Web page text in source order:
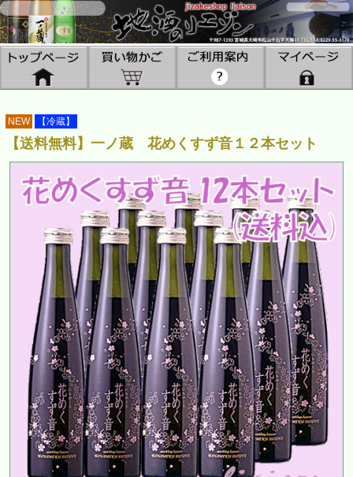
NEW 【冷蔵】
【送料無料】一ノ蔵 花めくすず音１２本セット